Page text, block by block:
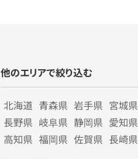
他のエリアで絞り込む
北海道 青森県 岩手県 宮城県
長野県 岐阜県 静岡県 愛知県
高知県 福岡県 佐賀県 長崎県